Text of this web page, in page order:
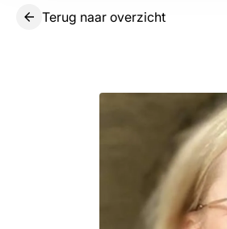
Terug naar overzicht